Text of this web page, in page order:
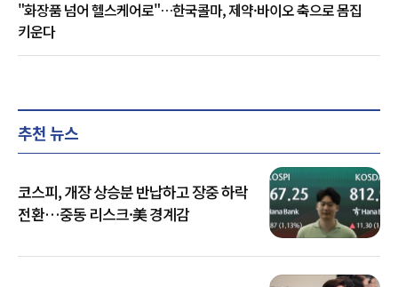
"화장품 넘어 헬스케어로"…한국콜마, 제약·바이오 축으로 몸집
키운다
추천 뉴스
코스피, 개장 상승분 반납하고 장중 하락
전환…중동 리스크·美 경계감